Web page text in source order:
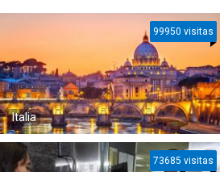
Italia
99950 visitas
73685 visitas